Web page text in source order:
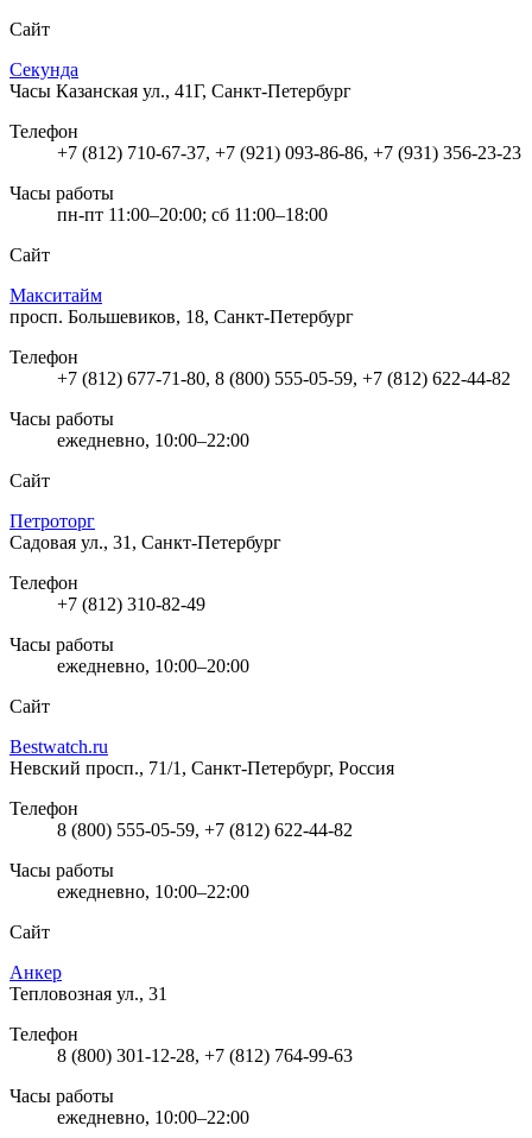
Сайт
Секунда
Часы Казанская ул., 41Г, Санкт-Петербург
Телефон
+7 (812) 710-67-37, +7 (921) 093-86-86, +7 (931) 356-23-23
Часы работы
пн-пт 11:00–20:00; сб 11:00–18:00
Сайт
Макситайм
просп. Большевиков, 18, Санкт-Петербург
Телефон
+7 (812) 677-71-80, 8 (800) 555-05-59, +7 (812) 622-44-82
Часы работы
ежедневно, 10:00–22:00
Сайт
Петроторг
Садовая ул., 31, Санкт-Петербург
Телефон
+7 (812) 310-82-49
Часы работы
ежедневно, 10:00–20:00
Сайт
Bestwatch.ru
Невский просп., 71/1, Санкт-Петербург, Россия
Телефон
8 (800) 555-05-59, +7 (812) 622-44-82
Часы работы
ежедневно, 10:00–22:00
Сайт
Анкер
Тепловозная ул., 31
Телефон
8 (800) 301-12-28, +7 (812) 764-99-63
Часы работы
ежедневно, 10:00–22:00